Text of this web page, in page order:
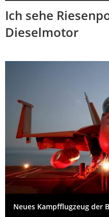
Ich sehe
Dieselmotor
Neues Kampfflugzeug der